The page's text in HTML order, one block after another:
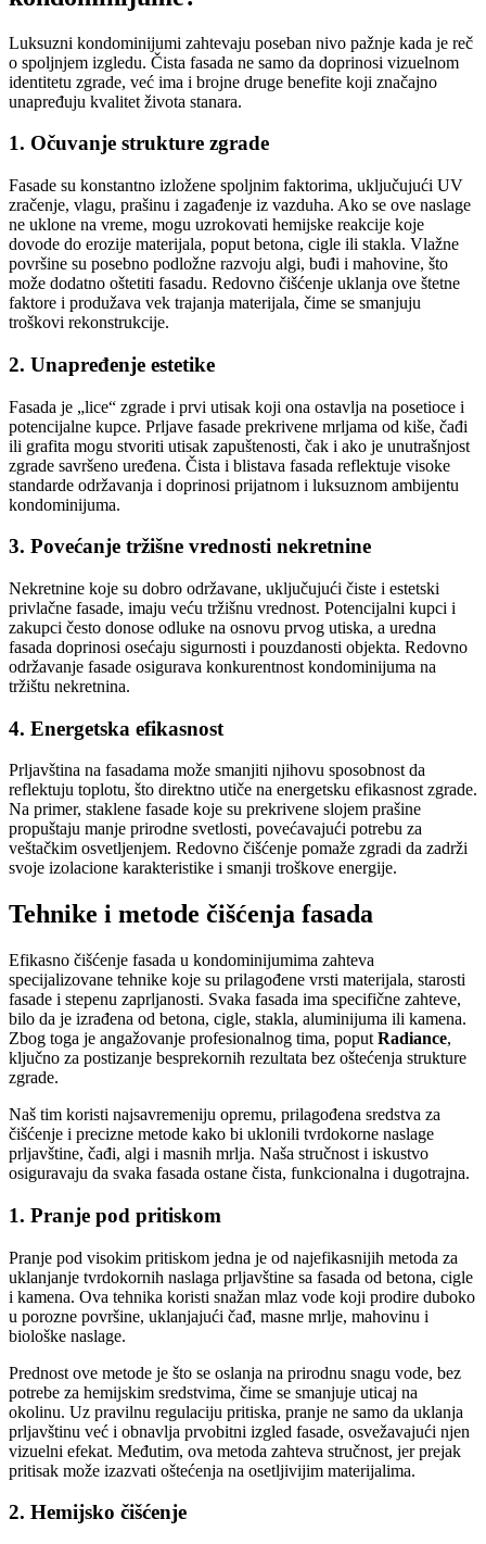
Luksuzni kondominijumi zahtevaju poseban nivo pažnje kada je reč
o spoljnjem izgledu. Čista fasada ne samo da doprinosi vizuelnom
identitetu zgrade, već ima i brojne druge benefite koji značajno
unapređuju kvalitet života stanara.
1. Očuvanje strukture zgrade
Fasade su konstantno izložene spoljnim faktorima, uključujući UV
zračenje, vlagu, prašinu i zagađenje iz vazduha. Ako se ove naslage
ne uklone na vreme, mogu uzrokovati hemijske reakcije koje
dovode do erozije materijala, poput betona, cigle ili stakla. Vlažne
površine su posebno podložne razvoju algi, buđi i mahovine, što
može dodatno oštetiti fasadu. Redovno čišćenje uklanja ove štetne
faktore i produžava vek trajanja materijala, čime se smanjuju
troškovi rekonstrukcije.
2. Unapređenje estetike
Fasada je „lice“ zgrade i prvi utisak koji ona ostavlja na posetioce i
potencijalne kupce. Prljave fasade prekrivene mrljama od kiše, čađi
ili grafita mogu stvoriti utisak zapuštenosti, čak i ako je unutrašnjost
zgrade savršeno uređena. Čista i blistava fasada reflektuje visoke
standarde održavanja i doprinosi prijatnom i luksuznom ambijentu
kondominijuma.
3. Povećanje tržišne vrednosti nekretnine
Nekretnine koje su dobro održavane, uključujući čiste i estetski
privlačne fasade, imaju veću tržišnu vrednost. Potencijalni kupci i
zakupci često donose odluke na osnovu prvog utiska, a uredna
fasada doprinosi osećaju sigurnosti i pouzdanosti objekta. Redovno
održavanje fasade osigurava konkurentnost kondominijuma na
tržištu nekretnina.
4. Energetska efikasnost
Prljavština na fasadama može smanjiti njihovu sposobnost da
reflektuju toplotu, što direktno utiče na energetsku efikasnost zgrade.
Na primer, staklene fasade koje su prekrivene slojem prašine
propuštaju manje prirodne svetlosti, povećavajući potrebu za
veštačkim osvetljenjem. Redovno čišćenje pomaže zgradi da zadrži
svoje izolacione karakteristike i smanji troškove energije.
Tehnike i metode čišćenja fasada
Efikasno čišćenje fasada u kondominijumima zahteva
specijalizovane tehnike koje su prilagođene vrsti materijala, starosti
fasade i stepenu zaprljanosti. Svaka fasada ima specifične zahteve,
bilo da je izrađena od betona, cigle, stakla, aluminijuma ili kamena.
Zbog toga je angažovanje profesionalnog tima, poput Radiance,
ključno za postizanje besprekornih rezultata bez oštećenja strukture
zgrade.
Naš tim koristi najsavremeniju opremu, prilagođena sredstva za
čišćenje i precizne metode kako bi uklonili tvrdokorne naslage
prljavštine, čađi, algi i masnih mrlja. Naša stručnost i iskustvo
osiguravaju da svaka fasada ostane čista, funkcionalna i dugotrajna.
1. Pranje pod pritiskom
Pranje pod visokim pritiskom jedna je od najefikasnijih metoda za
uklanjanje tvrdokornih naslaga prljavštine sa fasada od betona, cigle
i kamena. Ova tehnika koristi snažan mlaz vode koji prodire duboko
u porozne površine, uklanjajući čađ, masne mrlje, mahovinu i
biološke naslage.
Prednost ove metode je što se oslanja na prirodnu snagu vode, bez
potrebe za hemijskim sredstvima, čime se smanjuje uticaj na
okolinu. Uz pravilnu regulaciju pritiska, pranje ne samo da uklanja
prljavštinu već i obnavlja prvobitni izgled fasade, osvežavajući njen
vizuelni efekat. Međutim, ova metoda zahteva stručnost, jer prejak
pritisak može izazvati oštećenja na osetljivijim materijalima.
2. Hemijsko čišćenje